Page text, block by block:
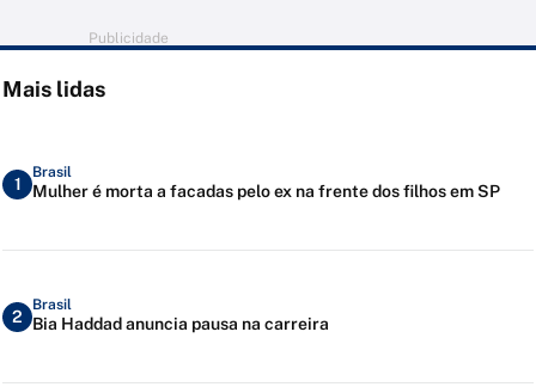
Publicidade
Mais lidas
1
Brasil
Mulher é morta a facadas pelo ex na frente dos filhos em SP
2
Brasil
Bia Haddad anuncia pausa na carreira